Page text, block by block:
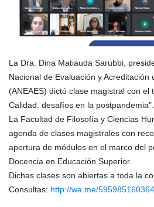
La Dra. Dina Matiauda Sarubbi,
Nacional de Evaluación y Acreditación
(ANEAES) dictó clase magistral con el
Calidad: desafíos en la postpandemia".
La Facultad de Filosofía y Ciencias
agenda de clases magistrales con
apertura de módulos en el marco del
Docencia en Educación Superior.
Dichas clases son abiertas a toda la
Consultas: http://wa.me/595985160364